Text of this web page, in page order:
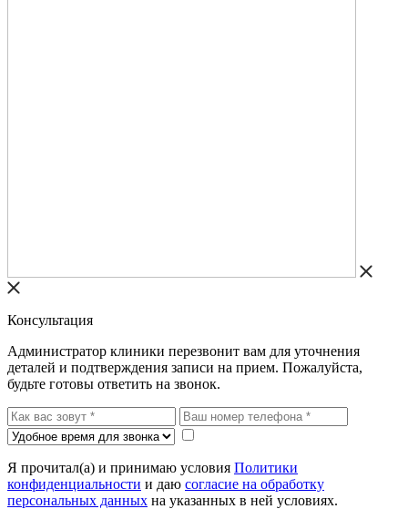
Консультация
Администратор клиники перезвонит вам для уточнения
деталей и подтверждения записи на прием. Пожалуйста,
будьте готовы ответить на звонок.
Я прочитал(а) и принимаю условия Политики
конфиденциальности и даю согласие на обработку
персональных данных на указанных в ней условиях.